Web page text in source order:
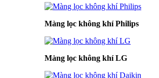
Màng lọc không khí Philips
Màng lọc không khí LG